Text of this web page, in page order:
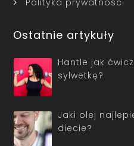
Ostatnie artykuły
Hantle jak
sylwetkę?
Jaki olej
diecie?